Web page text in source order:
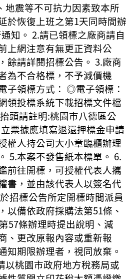
地震等不可抗力因素致本所
於恢復上班之第1天同時間辦
知。 2.請已領標之廠商請自
上網注意有無更正資料公
餘請詳閱招標公告。 3.廠商
為不合格標，不予減價機
子領標方式： ◎電子領標：
領投標系統下載招標文件檔
頭請註明:桃園市八德區公
票據應填寫退還押標金申請
權人持公司大小章臨櫃辦理
5.本案不發售紙本標單。 6.
前往開標，可授權代表人攜
書，並由該代表人以簽名代
招標公告所定開標時間派員
以備依政府採購法第51條、
57條辦理時提出說明、減
、更改原報內容或重新報
知期限辦理者，視同放棄。
以桃園市政府地方稅務局或